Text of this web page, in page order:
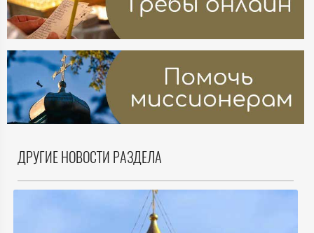
ДРУГИЕ НОВОСТИ РАЗДЕЛА